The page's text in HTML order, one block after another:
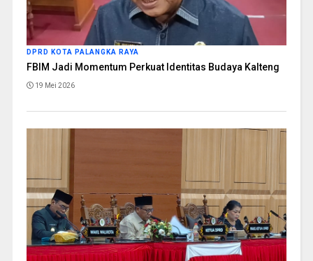
DPRD KOTA PALANGKA RAYA
FBIM Jadi Momentum Perkuat Identitas Budaya Kalteng
19 Mei 2026